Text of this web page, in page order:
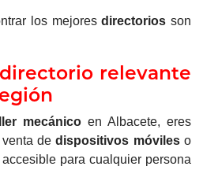
los mejoresdirectorios son
relevante
mecánico en Albacete, eres
venta dedispositivos móvileso
para cualquier persona